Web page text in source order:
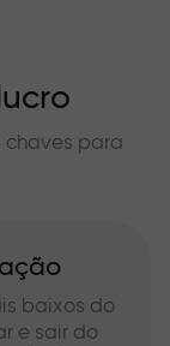
chaves para
baixos do
e sair do